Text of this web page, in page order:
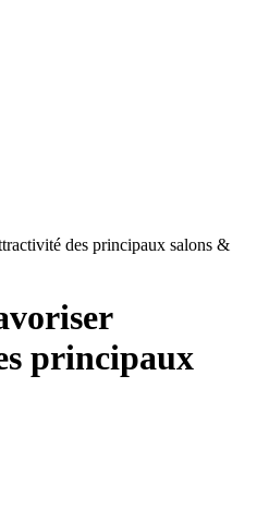
des principaux salons &
principaux